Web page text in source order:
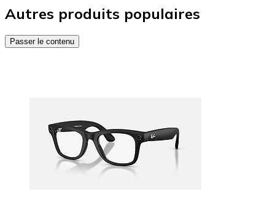
Autres produits populaires
Passer le contenu